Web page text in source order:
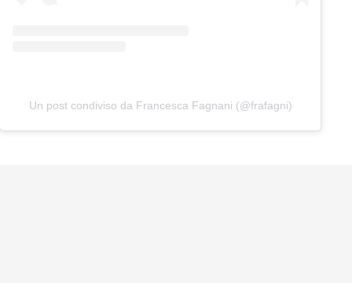
Un post condiviso da Francesca Fagnani (@frafagni)